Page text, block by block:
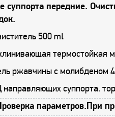
суппорта передние.
500 ml
термостойкая
ржавчины с молибденом
направляющих суппорта.
параметров.При